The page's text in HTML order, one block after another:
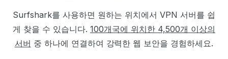
Surfshark를 사용하면 원하는 위치에서 VPN 서버를 쉽
게 찾을 수 있습니다. 100개국에 위치한 4,500개 이상의
서버 중 하나에 연결하여 강력한 웹 보안을 경험하세요.